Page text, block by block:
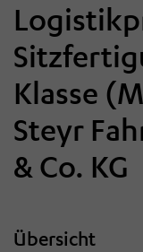
Klasse
Steyr
& Co. KG
Übersicht